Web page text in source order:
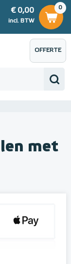
0
€ 0,00
incl. BTW
€ 0,00
OFFERTE
AANVRAGEN
met